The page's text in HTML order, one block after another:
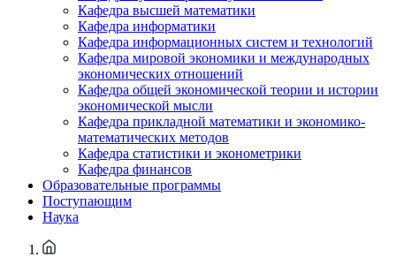
Кафедра высшей математики
Кафедра информатики
Кафедра информационных систем и технологий
Кафедра мировой экономики и международных
экономических отношений
Кафедра общей экономической теории и истории
экономической мысли
Кафедра прикладной математики и экономико-
математических методов
Кафедра статистики и эконометрики
Кафедра финансов
Образовательные программы
Поступающим
Наука